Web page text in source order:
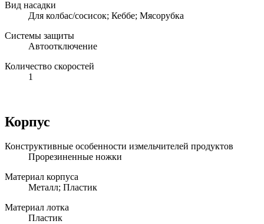
Вид насадки
Для колбас/сосисок; Кеббе; Мясорубка
Системы защиты
Автоотключение
Количество скоростей
1
Корпус
Конструктивные особенности измельчителей продуктов
Прорезиненные ножки
Материал корпуса
Металл; Пластик
Материал лотка
Пластик